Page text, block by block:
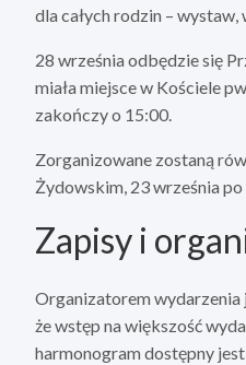
dla całych rodzin –
28 września odbędzie się
miała miejsce w Kościele
zakończy o 15:00.
Zorganizowane zostaną
Żydowskim, 23 września
Zapisy i
Organizatorem wydarzenia
że wstęp na większość
harmonogram dostępny